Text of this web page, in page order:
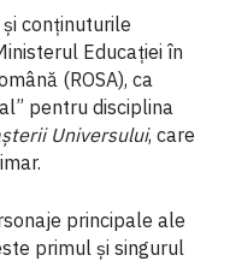
conținuturile
Educației în
(ROSA), ca
pentru disciplina
Universului, care
principale ale
primul și singurul